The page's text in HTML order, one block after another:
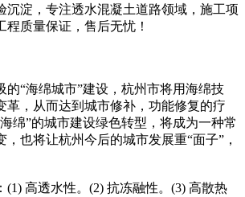
沉淀，专注透水混凝土道路领域，施工项
程质量保证，售后无忧！
的“海绵城市”建设，杭州市将用海绵技
革，从而达到城市修补，功能修复的疗
绵”的城市建设绿色转型，将成为一种常
，也将让杭州今后的城市发展重“面子”，
(1) 高透水性。(2) 抗冻融性。(3) 高散热